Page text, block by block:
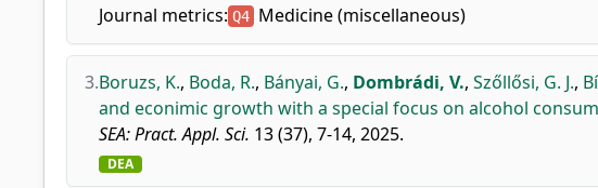
Journal metrics: Q4 Medicine (miscellaneous)
3.Boruzs, K., Boda, R., Bányai, G., Dombrádi, V., Szőllősi, G. J.,
and econimic growth with a special focus on alcohol
SEA: Pract. Appl. Sci. 13 (37), 7-14, 2025.
DEA